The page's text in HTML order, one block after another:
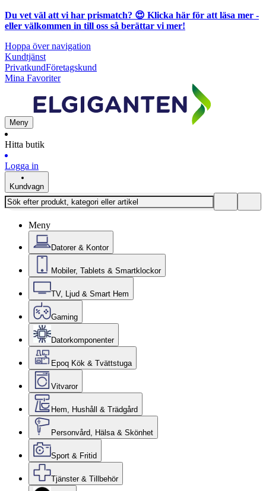
Du vet väl att vi har prismatch? 😍 Klicka här för att läsa mer -
eller välkommen in till oss så berättar vi mer!
Hoppa över navigation
Kundtjänst
PrivatkundFöretagskund
Mina Favoriter
Meny
Hitta butik
Logga in
Kundvagn
Meny
Datorer & Kontor
Mobiler, Tablets & Smartklockor
TV, Ljud & Smart Hem
Gaming
Datorkomponenter
Epoq Kök & Tvättstuga
Vitvaror
Hem, Hushåll & Trädgård
Personvård, Hälsa & Skönhet
Sport & Fritid
Tjänster & Tillbehör